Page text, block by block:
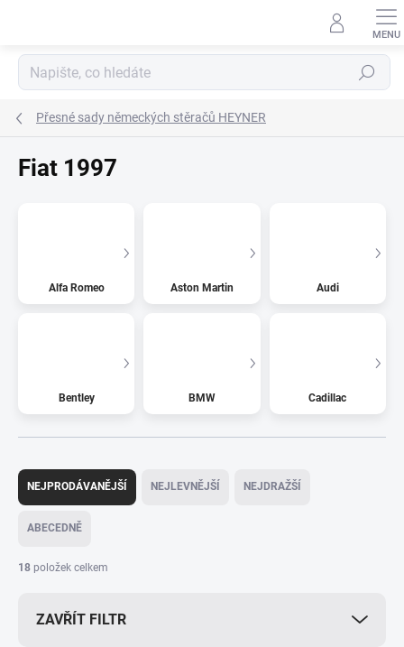
Hledat
Přesné sady německých stěračů HEYNER
Fiat 1997
Alfa Romeo Aston Martin Audi
Bentley BMW Cadillac
Ř
z
í
NEJPRODÁVANĚJŠÍ NEJLEVNĚJŠÍ NEJDRAŽŠÍ
ABECEDNĚ
18 položek celkem
ZAVŘÍT FILTR